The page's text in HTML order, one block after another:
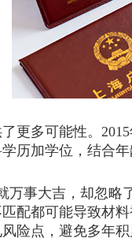
多可能性。2015
历加学位，结合
事大吉，却忽略
配都可能导致材
险点，避免多年积